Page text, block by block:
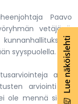
Lue näköislehti
Paavo
vetäjänä.
syyspuolella.
asian
arviointi on
ole mennä sieltä,